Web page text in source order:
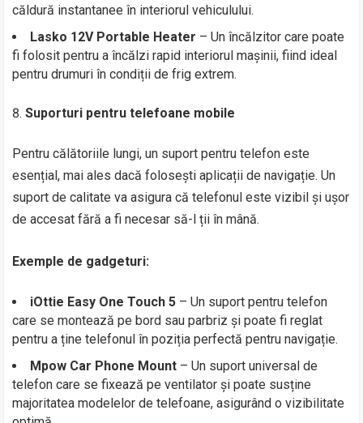
căldură instantanee în interiorul vehiculului.
Lasko 12V Portable Heater – Un încălzitor care poate
fi folosit pentru a încălzi rapid interiorul mașinii, fiind ideal
pentru drumuri în condiții de frig extrem.
Suporturi pentru telefoane mobile
Pentru călătoriile lungi, un suport pentru telefon este
esențial, mai ales dacă folosești aplicații de navigație. Un
suport de calitate va asigura că telefonul este vizibil și ușor
de accesat fără a fi necesar să-l ții în mână.
Exemple de gadgeturi:
iOttie Easy One Touch 5 – Un suport pentru telefon
care se montează pe bord sau parbriz și poate fi reglat
pentru a ține telefonul în poziția perfectă pentru navigație.
Mpow Car Phone Mount – Un suport universal de
telefon care se fixează pe ventilator și poate susține
majoritatea modelelor de telefoane, asigurând o vizibilitate